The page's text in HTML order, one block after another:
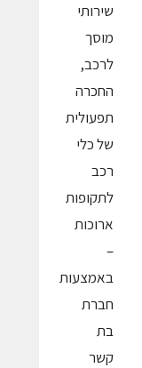
שירותי
מוסך
לרכב,
החכרה
תפעולית
של כלי
רכב
לתקופות
ארוכות
–
באמצעות
חברת
בת
קשר